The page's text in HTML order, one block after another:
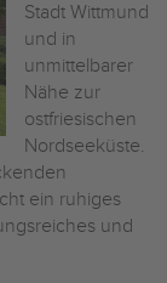
Stadt Wittmund
und in
unmittelbarer
Nähe zur
ostfriesischen
Nordseeküste.
ein ruhiges
und